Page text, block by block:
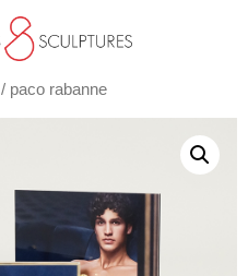
/ paco rabanne